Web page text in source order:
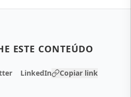
ESTE CONTEÚDO
LinkedIn Copiar link